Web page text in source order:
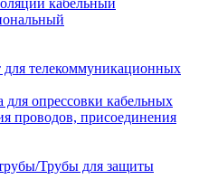
телекоммуникационных
опрессовки кабельных
проводов, присоединения